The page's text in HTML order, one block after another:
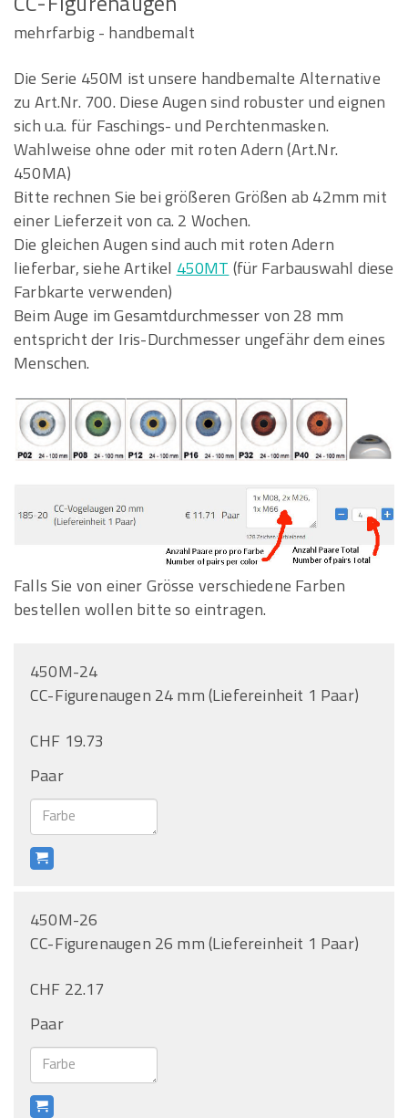
mehrfarbig - handbemalt
Die Serie 450M ist unsere handbemalte Alternative
zu Art.Nr. 700. Diese Augen sind robuster und eignen
sich u.a. für Faschings- und Perchtenmasken.
Wahlweise ohne oder mit roten Adern (Art.Nr.
450MA)
Bitte rechnen Sie bei größeren Größen ab 42mm mit
einer Lieferzeit von ca. 2 Wochen.
Die gleichen Augen sind auch mit roten Adern
lieferbar, siehe Artikel 450MT (für Farbauswahl diese
Farbkarte verwenden)
Beim Auge im Gesamtdurchmesser von 28 mm
entspricht der Iris-Durchmesser ungefähr dem eines
Menschen.
Falls Sie von einer Grösse verschiedene Farben
bestellen wollen bitte so eintragen.
450M-24
CC-Figurenaugen 24 mm (Liefereinheit 1 Paar)
CHF 19.73
Paar
450M-26
CC-Figurenaugen 26 mm (Liefereinheit 1 Paar)
CHF 22.17
Paar